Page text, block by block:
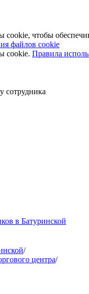
чтобы
файлов cookie
cookie. Правила
сотрудника
в Батуринской
/
центра/